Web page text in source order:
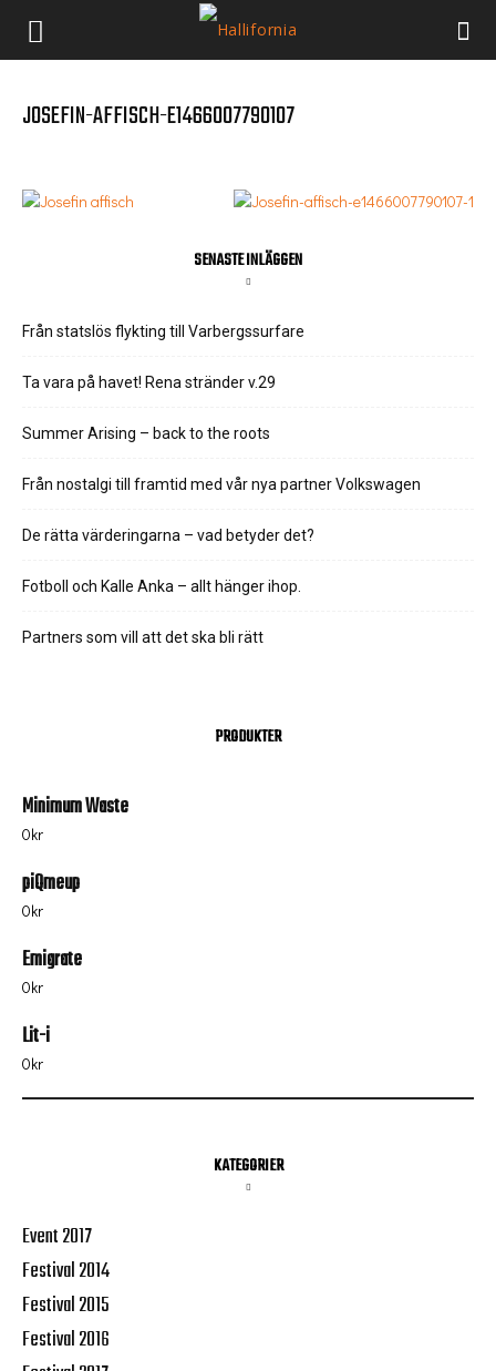
JOSEFIN-AFFISCH-E1466007790107
SENASTE INLÄGGEN
Från statslös flykting till Varbergssurfare
Ta vara på havet! Rena stränder v.29
Summer Arising – back to the roots
Från nostalgi till framtid med vår nya partner Volkswagen
De rätta värderingarna – vad betyder det?
Fotboll och Kalle Anka – allt hänger ihop.
Partners som vill att det ska bli rätt
PRODUKTER
Minimum Waste
0kr
piQmeup
0kr
Emigrate
0kr
Lit-i
0kr
KATEGORIER
Event 2017
Festival 2014
Festival 2015
Festival 2016